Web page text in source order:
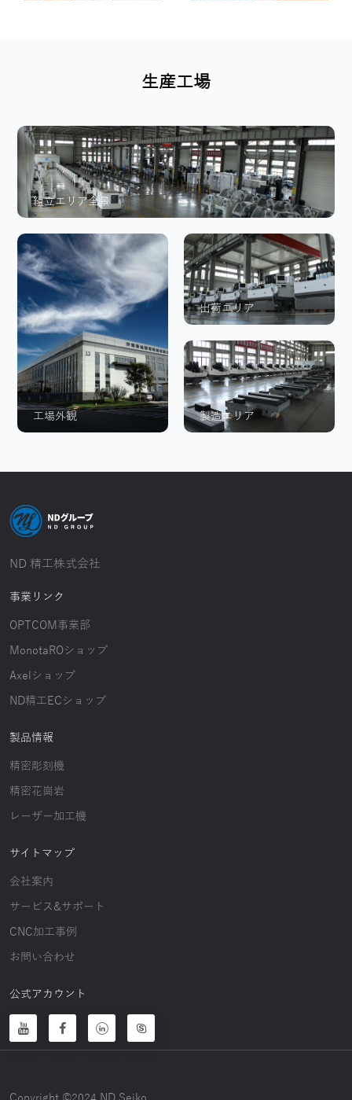
生産工場
組立エリア全景
工場外観
出荷エリア
製造エリア
ND 精工株式会社
事業リンク
OPTCOM事業部
MonotaROショップ
Axelショップ
ND精工ECショップ
製品情報
精密彫刻機
精密花崗岩
レーザー加工機
サイトマップ
会社案内
サービス&サポート
CNC加工事例
お問い合わせ
公式アカウント